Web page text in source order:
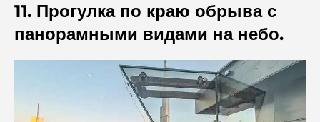
Лучшие пляжи Абу-Даби для идеального отдыха.
Лучшие острова Абу-Даби, которые вы обязательно
должны посетить
11. Прогулка по краю обрыва с
панорамными видами на небо.